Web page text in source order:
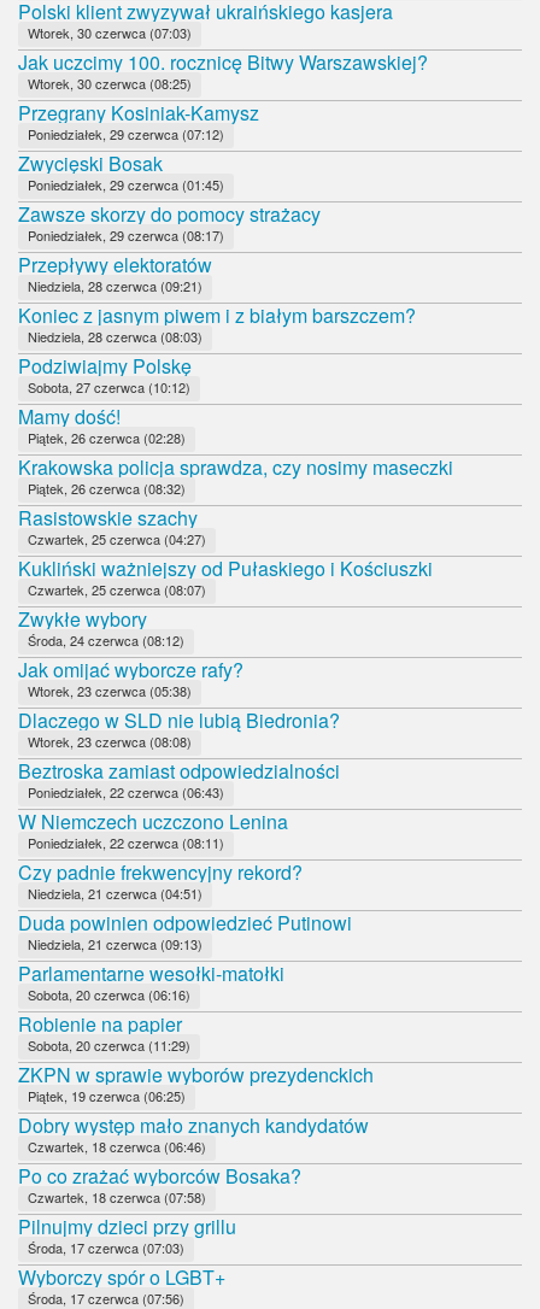
Polski klient zwyzywał ukraińskiego kasjera
Wtorek, 30 czerwca (07:03)
Jak uczcimy 100. rocznicę Bitwy Warszawskiej?
Wtorek, 30 czerwca (08:25)
Przegrany Kosiniak-Kamysz
Poniedziałek, 29 czerwca (07:12)
Zwycięski Bosak
Poniedziałek, 29 czerwca (01:45)
Zawsze skorzy do pomocy strażacy
Poniedziałek, 29 czerwca (08:17)
Przepływy elektoratów
Niedziela, 28 czerwca (09:21)
Koniec z jasnym piwem i z białym barszczem?
Niedziela, 28 czerwca (08:03)
Podziwiajmy Polskę
Sobota, 27 czerwca (10:12)
Mamy dość!
Piątek, 26 czerwca (02:28)
Krakowska policja sprawdza, czy nosimy maseczki
Piątek, 26 czerwca (08:32)
Rasistowskie szachy
Czwartek, 25 czerwca (04:27)
Kukliński ważniejszy od Pułaskiego i Kościuszki
Czwartek, 25 czerwca (08:07)
Zwykłe wybory
Środa, 24 czerwca (08:12)
Jak omijać wyborcze rafy?
Wtorek, 23 czerwca (05:38)
Dlaczego w SLD nie lubią Biedronia?
Wtorek, 23 czerwca (08:08)
Beztroska zamiast odpowiedzialności
Poniedziałek, 22 czerwca (06:43)
W Niemczech uczczono Lenina
Poniedziałek, 22 czerwca (08:11)
Czy padnie frekwencyjny rekord?
Niedziela, 21 czerwca (04:51)
Duda powinien odpowiedzieć Putinowi
Niedziela, 21 czerwca (09:13)
Parlamentarne wesołki-matołki
Sobota, 20 czerwca (06:16)
Robienie na papier
Sobota, 20 czerwca (11:29)
ZKPN w sprawie wyborów prezydenckich
Piątek, 19 czerwca (06:25)
Dobry występ mało znanych kandydatów
Czwartek, 18 czerwca (06:46)
Po co zrażać wyborców Bosaka?
Czwartek, 18 czerwca (07:58)
Pilnujmy dzieci przy grillu
Środa, 17 czerwca (07:03)
Wyborczy spór o LGBT+
Środa, 17 czerwca (07:56)